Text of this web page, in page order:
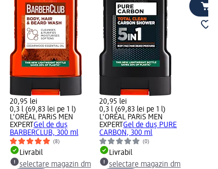
20,95 lei
0,3 l (69,83 lei pe 1 l)
L'ORÉAL PARiS MEN
EXPERT Gel de duș
BARBERCLUB, 300 ml
(8)
Livrabil
selectare magazin dm
20,95 lei
0,3 l (69,83 lei pe 1 l)
L'ORÉAL PARiS MEN
EXPERTGel de duș PURE
CARBON, 300 ml
(0)
Livrabil
selectare magazin dm